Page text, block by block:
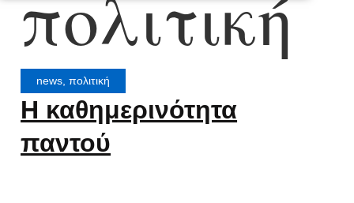
news ,πολιτική
Η καθημερινότητα
παντού